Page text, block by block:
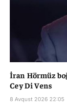
İran Hörmüz
Cey Di Vens
8 Avqust 2026 22:05